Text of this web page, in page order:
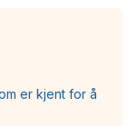
er kjent for å